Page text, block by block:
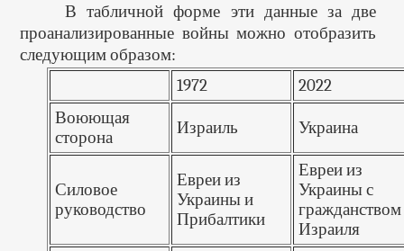
В табличной форме эти данные за две
проанализированные войны можно отобразить
следующим образом:
1972
2022
Воюющая
сторона
Израиль Украина
Силовое
руководство
Евреи из
Украины и
Прибалтики
Евреи из
Украины с
гражданством
Израиля